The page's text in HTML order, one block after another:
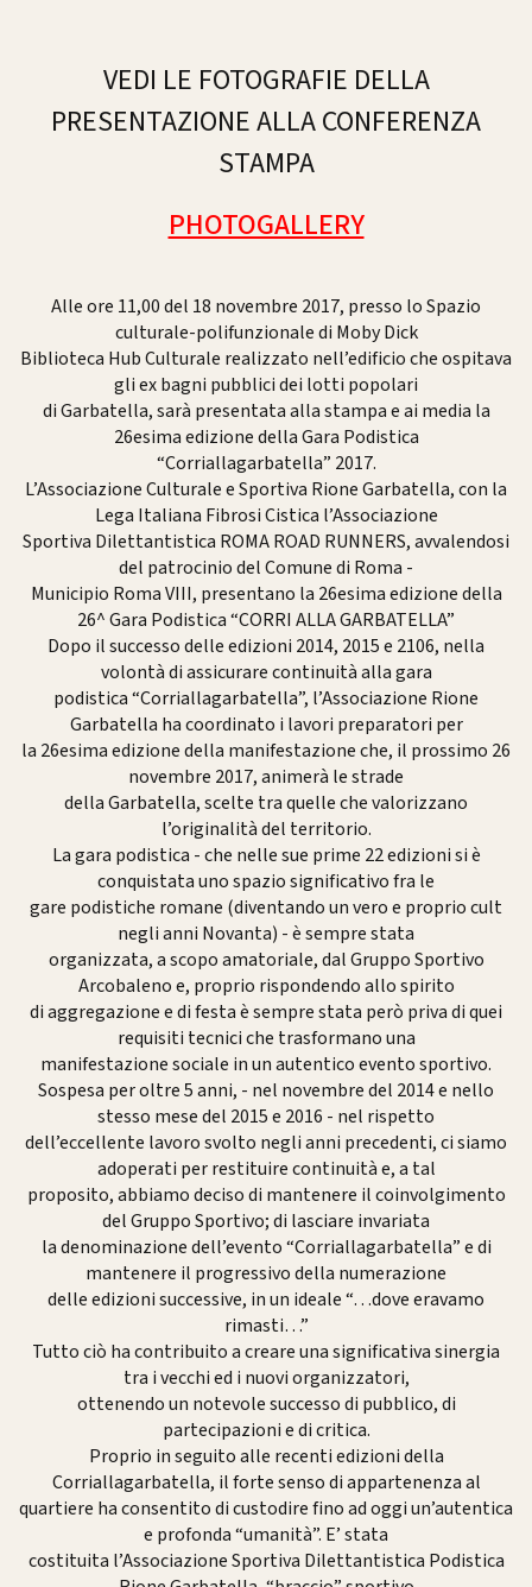
VEDI LE FOTOGRAFIE DELLA
PRESENTAZIONE ALLA CONFERENZA
STAMPA
PHOTOGALLERY
Alle ore 11,00 del 18 novembre 2017, presso lo Spazio
culturale-polifunzionale di Moby Dick
Biblioteca Hub Culturale realizzato nell’edificio che ospitava
gli ex bagni pubblici dei lotti popolari
di Garbatella, sarà presentata alla stampa e ai media la
26esima edizione della Gara Podistica
“Corriallagarbatella” 2017.
L’Associazione Culturale e Sportiva Rione Garbatella, con la
Lega Italiana Fibrosi Cistica l’Associazione
Sportiva Dilettantistica ROMA ROAD RUNNERS, avvalendosi
del patrocinio del Comune di Roma -
Municipio Roma VIII, presentano la 26esima edizione della
26^ Gara Podistica “CORRI ALLA GARBATELLA”
Dopo il successo delle edizioni 2014, 2015 e 2106, nella
volontà di assicurare continuità alla gara
podistica “Corriallagarbatella”, l’Associazione Rione
Garbatella ha coordinato i lavori preparatori per
la 26esima edizione della manifestazione che, il prossimo 26
novembre 2017, animerà le strade
della Garbatella, scelte tra quelle che valorizzano
l’originalità del territorio.
La gara podistica - che nelle sue prime 22 edizioni si è
conquistata uno spazio significativo fra le
gare podistiche romane (diventando un vero e proprio cult
negli anni Novanta) - è sempre stata
organizzata, a scopo amatoriale, dal Gruppo Sportivo
Arcobaleno e, proprio rispondendo allo spirito
di aggregazione e di festa è sempre stata però priva di quei
requisiti tecnici che trasformano una
manifestazione sociale in un autentico evento sportivo.
Sospesa per oltre 5 anni, - nel novembre del 2014 e nello
stesso mese del 2015 e 2016 - nel rispetto
dell’eccellente lavoro svolto negli anni precedenti, ci siamo
adoperati per restituire continuità e, a tal
proposito, abbiamo deciso di mantenere il coinvolgimento
del Gruppo Sportivo; di lasciare invariata
la denominazione dell’evento “Corriallagarbatella” e di
mantenere il progressivo della numerazione
delle edizioni successive, in un ideale “…dove eravamo
rimasti…”
Tutto ciò ha contribuito a creare una significativa sinergia
tra i vecchi ed i nuovi organizzatori,
ottenendo un notevole successo di pubblico, di
partecipazioni e di critica.
Proprio in seguito alle recenti edizioni della
Corriallagarbatella, il forte senso di appartenenza al
quartiere ha consentito di custodire fino ad oggi un’autentica
e profonda “umanità”. E’ stata
costituita l’Associazione Sportiva Dilettantistica Podistica